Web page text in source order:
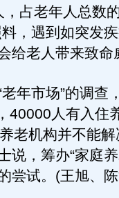
占老年人总数
，遇到如突发
给老人带来致命
市场”的调查
40000人有入住
老机构并不能
说，筹办“家庭
尝试。(王旭、